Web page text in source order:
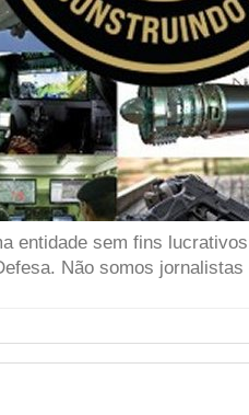
entidade sem fins
Não somos